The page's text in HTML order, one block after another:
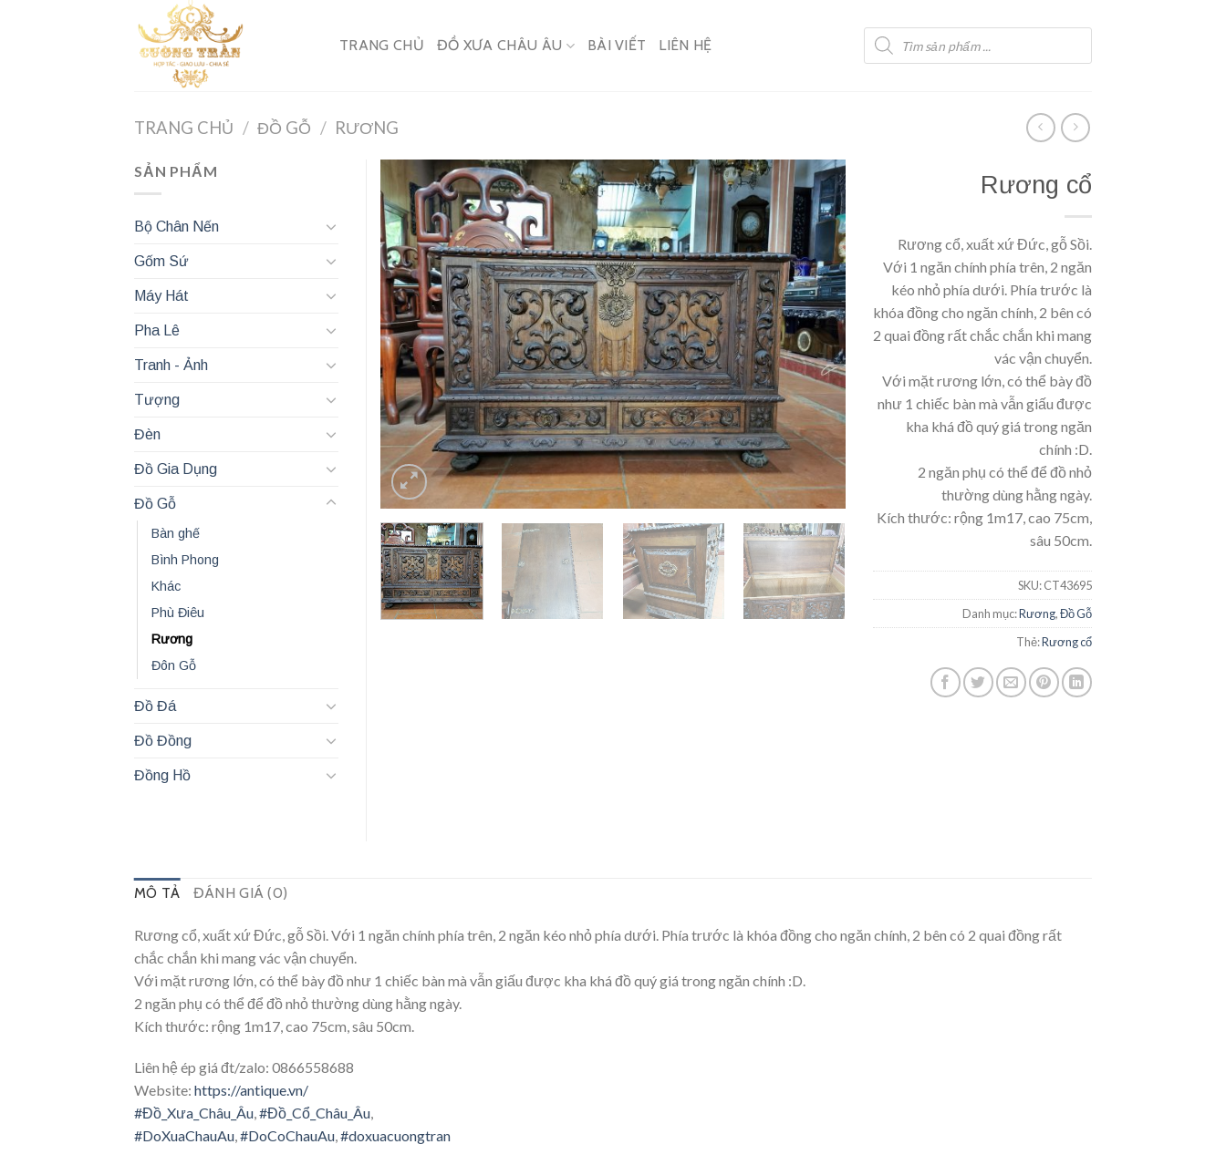
TRANG CHỦ ĐỒ XƯA CHÂU ÂU BÀI VIẾT LIÊN HỆ
Tìm
kiếm
sản
phẩm
TRANG CHỦ / ĐỒ GỖ / RƯƠNG
Rương cổ
Rương cổ, xuất xứ Đức, gỗ Sồi.
Với 1 ngăn chính phía trên, 2 ngăn
kéo nhỏ phía dưới. Phía trước là
khóa đồng cho ngăn chính, 2 bên có
2 quai đồng rất chắc chắn khi mang
vác vận chuyển.
Với mặt rương lớn, có thể bày đồ
như 1 chiếc bàn mà vẫn giấu được
kha khá đồ quý giá trong ngăn
chính :D.
2 ngăn phụ có thể để đồ nhỏ
thường dùng hằng ngày.
Kích thước: rộng 1m17, cao 75cm,
sâu 50cm.
SKU:CT43695
Danh mục:Rương,Đồ Gỗ
Thẻ:Rương cổ
SẢN PHẨM
Bộ Chân Nến
Gốm Sứ
Máy Hát
Pha Lê
Tranh - Ảnh
Tượng
Đèn
Đồ Gia Dụng
Đồ Gỗ
Bàn ghế
Bình Phong
Khác
Phù Điêu
Rương
Đôn Gỗ
Đồ Đá
Đồ Đồng
Đồng Hồ
MÔ TẢ ĐÁNH GIÁ (0)
Rương cổ, xuất xứ Đức, gỗ Sồi. Với 1 ngăn chính phía trên, 2 ngăn kéo nhỏ phía dưới. Phía trước là khóa đồng cho ngăn chính, 2 bên có 2 quai đồng rất
chắc chắn khi mang vác vận chuyển.
Với mặt rương lớn, có thể bày đồ như 1 chiếc bàn mà vẫn giấu được kha khá đồ quý giá trong ngăn chính :D.
2 ngăn phụ có thể để đồ nhỏ thường dùng hằng ngày.
Kích thước: rộng 1m17, cao 75cm, sâu 50cm.
Liên hệ ép giá đt/zalo: 0866558688
Website: https://antique.vn/
#Đồ_Xưa_Châu_Âu,#Đồ_Cổ_Châu_Âu,
#DoXuaChauAu,#DoCoChauAu,#doxuacuongtran